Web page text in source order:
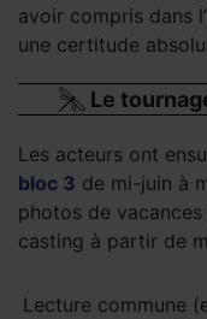
avoir compris dans
une certitude
Le
Les acteurs ont
bloc 3 de mi-juin à
photos de
casting à partir de
Lecture commune